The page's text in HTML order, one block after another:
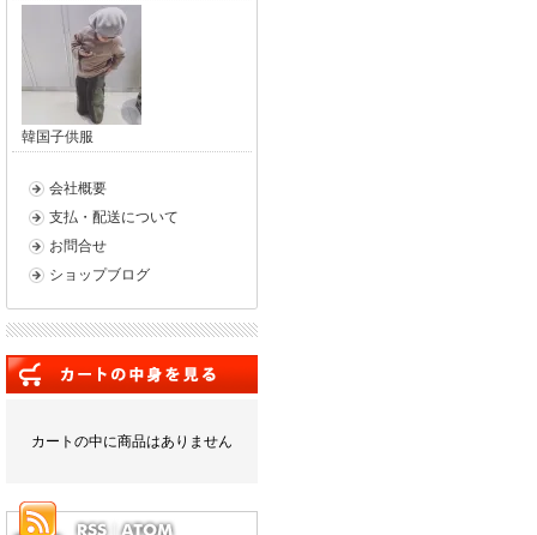
韓国子供服
会社概要
支払・配送について
お問合せ
ショップブログ
カートの中に商品はありません